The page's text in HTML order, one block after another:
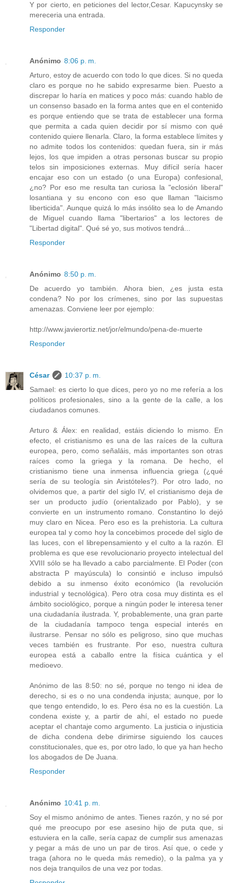
Y por cierto, en peticiones del lector,Cesar. Kapucynsky se
mereceria una entrada.
Responder
Anónimo 8:06 p. m.
Arturo, estoy de acuerdo con todo lo que dices. Si no queda
claro es porque no he sabido expresarme bien. Puesto a
discrepar lo haría en matices y poco más: cuando hablo de
un consenso basado en la forma antes que en el contenido
es porque entiendo que se trata de establecer una forma
que permita a cada quien decidir por sí mismo con qué
contenido quiere llenarla. Claro, la forma establece límites y
no admite todos los contenidos: quedan fuera, sin ir más
lejos, los que impiden a otras personas buscar su propio
telos sin imposiciones externas. Muy difícil sería hacer
encajar eso con un estado (o una Europa) confesional,
¿no? Por eso me resulta tan curiosa la "eclosión liberal"
losantiana y su encono con eso que llaman "laicismo
liberticida". Aunque quizá lo más insólito sea lo de Amando
de Miguel cuando llama "libertarios" a los lectores de
"Libertad digital". Qué sé yo, sus motivos tendrá...
Responder
Anónimo 8:50 p. m.
De acuerdo yo también. Ahora bien, ¿es justa esta
condena? No por los crímenes, sino por las supuestas
amenazas. Conviene leer por ejemplo:
http://www.javierortiz.net/jor/elmundo/pena-de-muerte
Responder
César
10:37 p. m.
Samael: es cierto lo que dices, pero yo no me refería a los
políticos profesionales, sino a la gente de la calle, a los
ciudadanos comunes.
Arturo & Álex: en realidad, estáis diciendo lo mismo. En
efecto, el cristianismo es una de las raíces de la cultura
europea, pero, como señaláis, más importantes son otras
raíces como la griega y la romana. De hecho, el
cristianismo tiene una inmensa influencia griega (¿qué
sería de su teología sin Aristóteles?). Por otro lado, no
olvidemos que, a partir del siglo IV, el cristianismo deja de
ser un producto judío (orientalizado por Pablo), y se
convierte en un instrumento romano. Constantino lo dejó
muy claro en Nicea. Pero eso es la prehistoria. La cultura
europea tal y como hoy la concebimos procede del siglo de
las luces, con el librepensamiento y el culto a la razón. El
problema es que ese revolucionario proyecto intelectual del
XVIII sólo se ha llevado a cabo parcialmente. El Poder (con
abstracta P mayúscula) lo consintió e incluso impulsó
debido a su inmenso éxito económico (la revolución
industrial y tecnológica). Pero otra cosa muy distinta es el
ámbito sociológico, porque a ningún poder le interesa tener
una ciudadanía ilustrada. Y, probablemente, una gran parte
de la ciudadanía tampoco tenga especial interés en
ilustrarse. Pensar no sólo es peligroso, sino que muchas
veces también es frustrante. Por eso, nuestra cultura
europea está a caballo entre la física cuántica y el
medioevo.
Anónimo de las 8:50: no sé, porque no tengo ni idea de
derecho, si es o no una condenda injusta; aunque, por lo
que tengo entendido, lo es. Pero ésa no es la cuestión. La
condena existe y, a partir de ahí, el estado no puede
aceptar el chantaje como argumento. La justicia o injusticia
de dicha condena debe dirimirse siguiendo los cauces
constitucionales, que es, por otro lado, lo que ya han hecho
los abogados de De Juana.
Responder
Anónimo 10:41 p. m.
Soy el mismo anónimo de antes. Tienes razón, y no sé por
qué me preocupo por ese asesino hijo de puta que, si
estuviera en la calle, sería capaz de cumplir sus amenazas
y pegar a más de uno un par de tiros. Así que, o cede y
traga (ahora no le queda más remedio), o la palma ya y
nos deja tranquilos de una vez por todas.